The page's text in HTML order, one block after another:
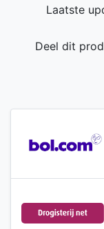
Laatste
Deel dit